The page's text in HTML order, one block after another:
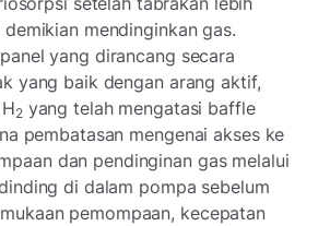
mendinginkan gas.
yang dirancang secara
yang baik dengan arang aktif,
2yang telah mengatasi baffle
pembatasan mengenai akses ke
dan pendinginan gas melalui
di dalam pompa sebelum
pemompaan, kecepatan